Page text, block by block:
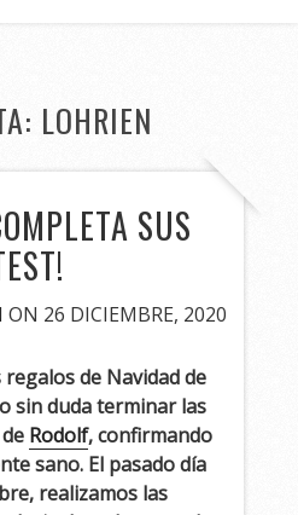
LOHRIEN
SUS
ON 26 DICIEMBRE, 2020
de Navidad de
sin duda terminar las
Rodolf, confirmando
sano. El pasado día
realizamos las